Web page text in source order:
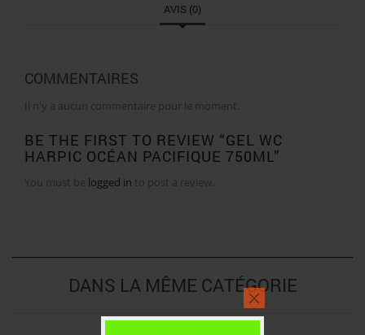
AVIS (0)
COMMENTAIRES
Il n'y a aucun commentaire pour le moment.
BE THE FIRST TO REVIEW “GEL WC
HARPIC OCÉAN PACIFIQUE 750ML”
You must be logged in to post a review.
DANS LA MÊME CATÉGORIE